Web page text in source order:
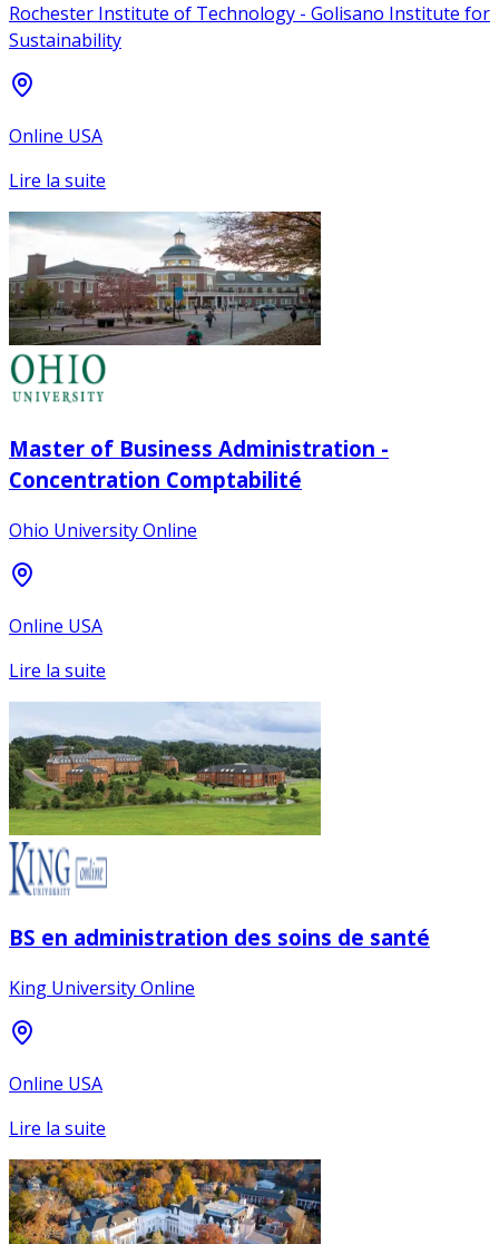
Rochester Institute of Technology - Golisano Institute for
Sustainability
Online USA
Lire la suite
Master of Business Administration -
Concentration Comptabilité
Ohio University Online
Online USA
Lire la suite
BS en administration des soins de santé
King University Online
Online USA
Lire la suite